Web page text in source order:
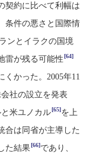
契約に比べて利幅は
条件の悪さと国際情
ンとイラクの国境
雷が残る可能性[64]
かった。2005年11
社の設立を発表
米ユノカル[65]を上
合は同省が主導した
た結果[66]であり、